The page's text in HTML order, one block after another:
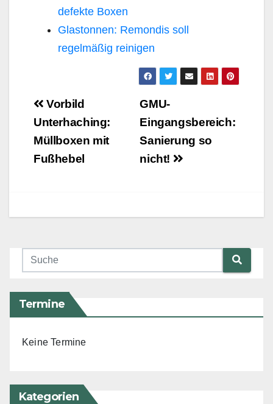
defekte Boxen
Glastonnen: Remondis soll
regelmäßig reinigen
Beitragsnavigation
GMU-
Eingangsbereich:
Sanierung so
nicht!
Vorbild
Unterhaching:
Müllboxen mit
Fußhebel
Termine
Keine Termine
Kategorien